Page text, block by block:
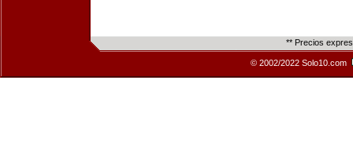
** Precios
© 2002/2022 Solo10.com